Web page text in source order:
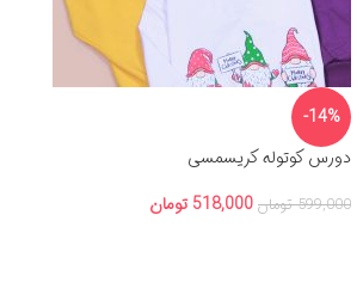
-14%
دورس کوتوله کریسمسی
599,000 تومان 518,000 تومان